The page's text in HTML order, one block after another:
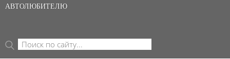
АВТОЛЮБИТЕЛЮ
ФОРМА ПОИСКА
Поиск